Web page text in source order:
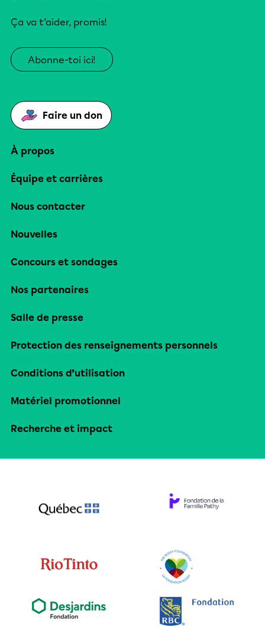
Ça va t’aider, promis!
Abonne-toi ici!
Faire un don
À propos
Équipe et carrières
Nous contacter
Nouvelles
Concours et sondages
Nos partenaires
Salle de presse
Protection des renseignements personnels
Conditions d’utilisation
Matériel promotionnel
Recherche et impact